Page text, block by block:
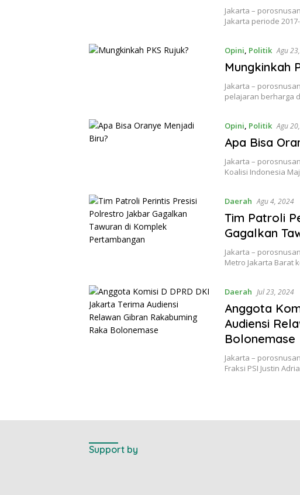
Jakarta –
Jakarta periode
Opini, Politik Agu
Mungkinkah
Jakarta –
pelajaran berharga
Opini, Politik Agu
Apa Bisa
Jakarta –
Koalisi Indonesia
Daerah Agu 4, 2024
Tim Patroli
Gagalkan
Jakarta –
Metro Jakarta Barat
Daerah Jul 23, 2024
Anggota
Audiensi
Bolonemase
Jakarta –
Fraksi PSI Justin
Support by